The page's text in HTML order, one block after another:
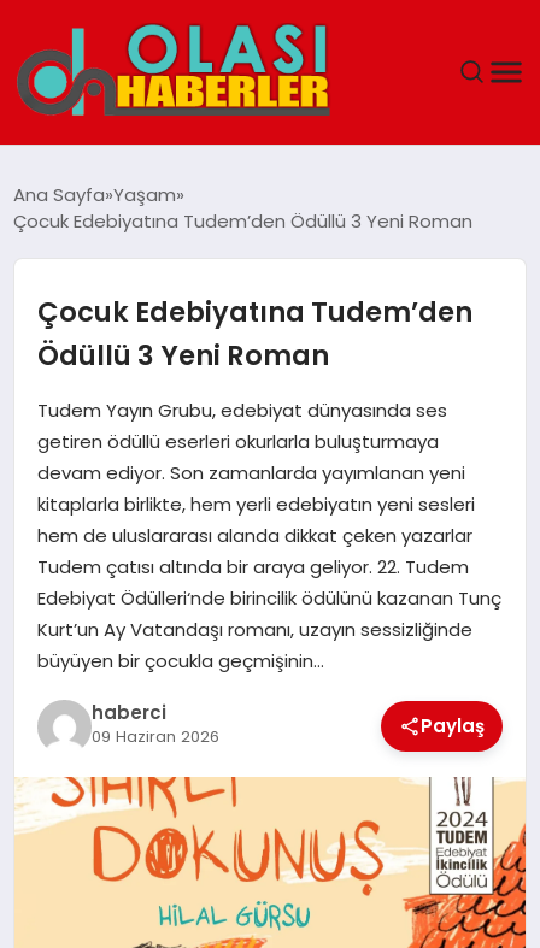
DÜNYA
SAĞLIK
Ana Sayfa Yaşam
Çocuk Edebiyatına Tudem’den Ödüllü 3 Yeni Roman
Çocuk Edebiyatına Tudem’den
Ödüllü 3 Yeni Roman
Tudem Yayın Grubu, edebiyat dünyasında ses
getiren ödüllü eserleri okurlarla buluşturmaya
devam ediyor. Son zamanlarda yayımlanan yeni
kitaplarla birlikte, hem yerli edebiyatın yeni sesleri
hem de uluslararası alanda dikkat çeken yazarlar
Tudem çatısı altında bir araya geliyor. 22. Tudem
Edebiyat Ödülleri‘nde birincilik ödülünü kazanan Tunç
Kurt’un Ay Vatandaşı romanı, uzayın sessizliğinde
büyüyen bir çocukla geçmişinin…
haberci
09 Haziran 2026 Paylaş